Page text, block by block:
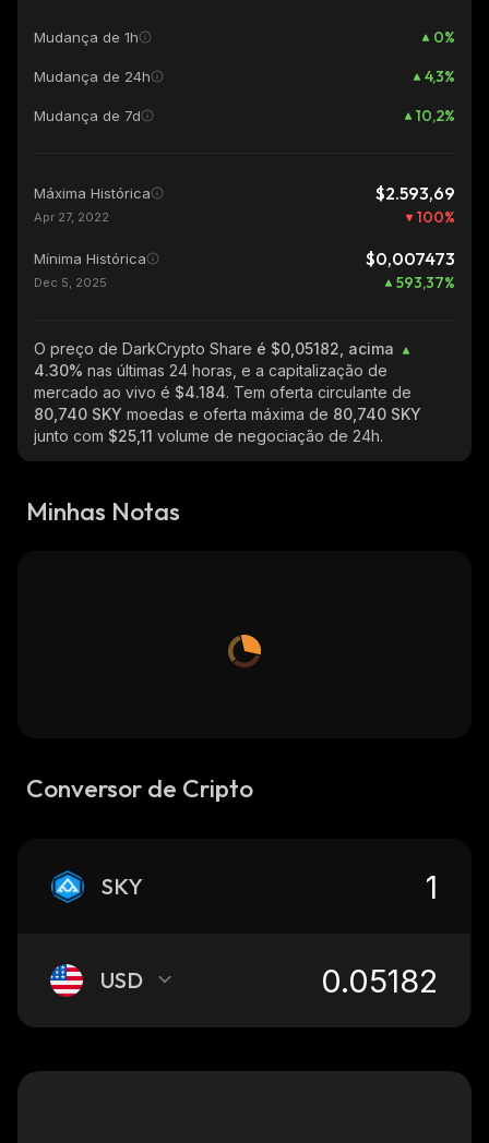
Mudança de 1h 0%
Mudança de 24h 4,3%
Mudança de 7d 10,2%
Máxima Histórica $2.593,69
Apr 27, 2022 100%
Mínima Histórica $0,007473
Dec 5, 2025 593,37%
O preço de DarkCrypto Share é $0,05182, acima
4.30% nas últimas 24 horas, e a capitalização de
mercado ao vivo é $4.184. Tem oferta circulante de
80,740 SKY moedas e oferta máxima de 80,740 SKY
junto com $25,11 volume de negociação de 24h.
Minhas Notas
Conversor de Cripto
SKY
USD